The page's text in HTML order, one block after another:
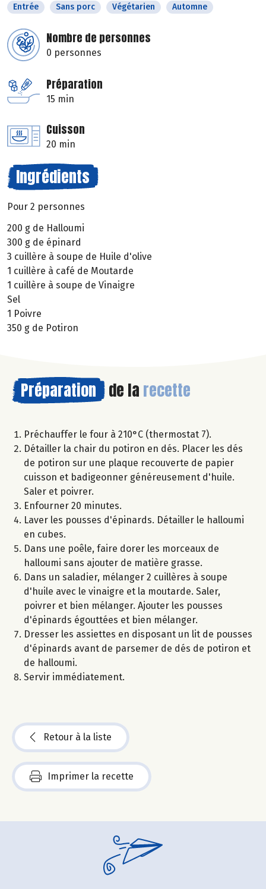
Entrée Sans porc Végétarien Automne
Nombre de personnes
0 personnes
Préparation
15 min
Cuisson
20 min
Ingrédients
Pour 2 personnes
200 g de Halloumi
300 g de épinard
3 cuillère à soupe de Huile d'olive
1 cuillère à café de Moutarde
1 cuillère à soupe de Vinaigre
Sel
1 Poivre
350 g de Potiron
Préparation de la recette
Préchauffer le four à 210°C (thermostat 7).
Détailler la chair du potiron en dés. Placer les dés
de potiron sur une plaque recouverte de papier
cuisson et badigeonner généreusement d'huile.
Saler et poivrer.
Enfourner 20 minutes.
Laver les pousses d'épinards. Détailler le halloumi
en cubes.
Dans une poêle, faire dorer les morceaux de
halloumi sans ajouter de matière grasse.
Dans un saladier, mélanger 2 cuillères à soupe
d'huile avec le vinaigre et la moutarde. Saler,
poivrer et bien mélanger. Ajouter les pousses
d'épinards égouttées et bien mélanger.
Dresser les assiettes en disposant un lit de pousses
d'épinards avant de parsemer de dés de potiron et
de halloumi.
Servir immédiatement.
Retour à la liste
Imprimer la recette